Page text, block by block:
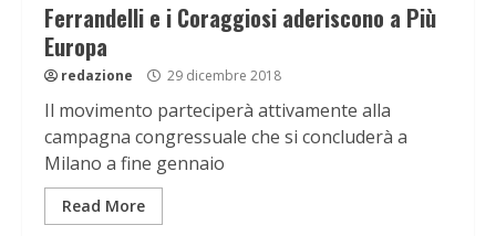
Ferrandelli e i Coraggiosi aderiscono a Più
Europa
redazione 29 dicembre 2018
Il movimento parteciperà attivamente alla
campagna congressuale che si concluderà a
Milano a fine gennaio
Read More